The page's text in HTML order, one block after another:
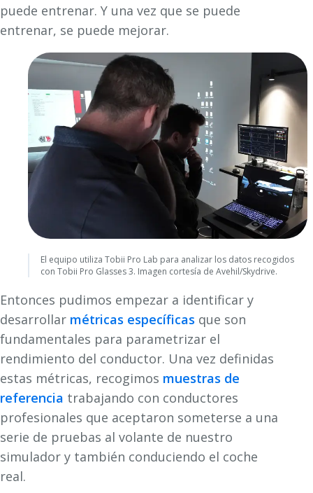
puede entrenar. Y una vez que se puede
entrenar, se puede mejorar.
El equipo utiliza Tobii Pro Lab para analizar los datos recogidos
con Tobii Pro Glasses 3. Imagen cortesía de Avehil/Skydrive.
Entonces pudimos empezar a identificar y
desarrollar métricas específicas que son
fundamentales para parametrizar el
rendimiento del conductor. Una vez definidas
estas métricas, recogimos muestras de
referencia trabajando con conductores
profesionales que aceptaron someterse a una
serie de pruebas al volante de nuestro
simulador y también conduciendo el coche
real.